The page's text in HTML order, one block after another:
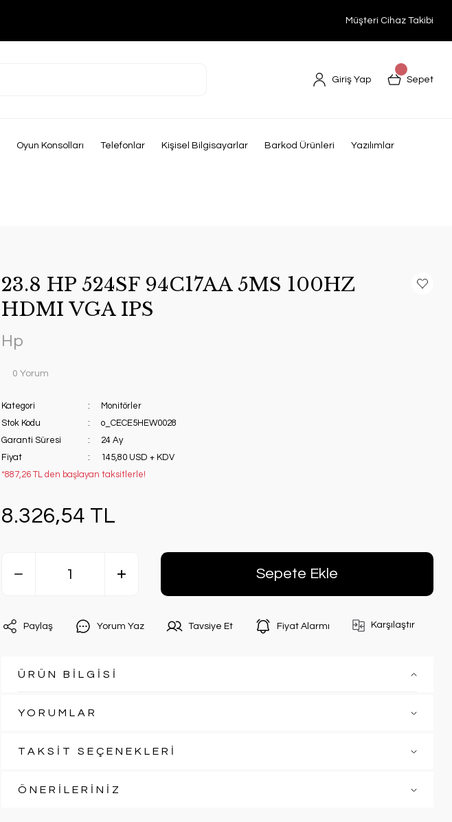
Müşteri Cihaz Takibi
Giriş Yap Sepet
Oyun Konsolları Telefonlar Kişisel Bilgisayarlar Barkod Ürünleri Yazılımlar
23.8 HP 524SF 94C17AA 5MS 100HZ
HDMI VGA IPS
Hp
0 Yorum
Kategori
Monitörler
Stok Kodu
o_CECE5HEW0028
Garanti Süresi
24 Ay
Fiyat
145,80 USD + KDV
*887,26 TL den başlayan taksitlerle!
8.326,54 TL
Sepete Ekle
Paylaş Yorum Yaz Tavsiye Et Fiyat Alarmı Karşılaştır
ÜRÜN BİLGİSİ
YORUMLAR
TAKSİT SEÇENEKLERİ
ÖNERİLERİNİZ